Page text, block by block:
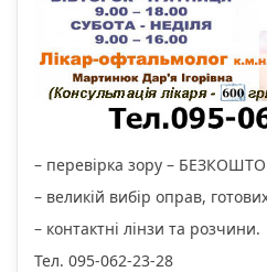
– перевірка зору –
– великій вибір оправ,
– контактні лінзи та розчини.
Тел. 095-062-23-28